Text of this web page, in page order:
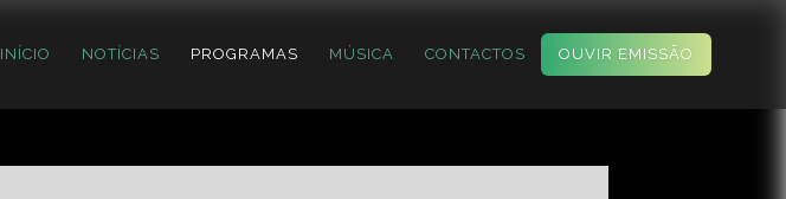
INÍCIO NOTÍCIAS PROGRAMAS MÚSICA CONTACTOS OUVIR EMISSÃO